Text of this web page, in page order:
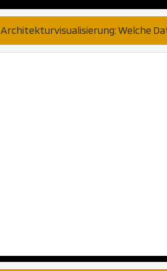
Architekturvisualisierung: Welche